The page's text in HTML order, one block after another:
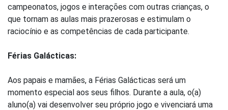
campeonatos, jogos e interações com outras crianças, o
que tornam as aulas mais prazerosas e estimulam o
raciocínio e as competências de cada participante.
Férias Galácticas:
Aos papais e mamães, a Férias Galácticas será um
momento especial aos seus filhos. Durante a aula, o(a)
aluno(a) vai desenvolver seu próprio jogo e vivenciará uma